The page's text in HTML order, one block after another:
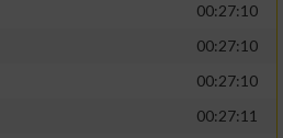
00:27:10
00:27:10
00:27:10
00:27:11